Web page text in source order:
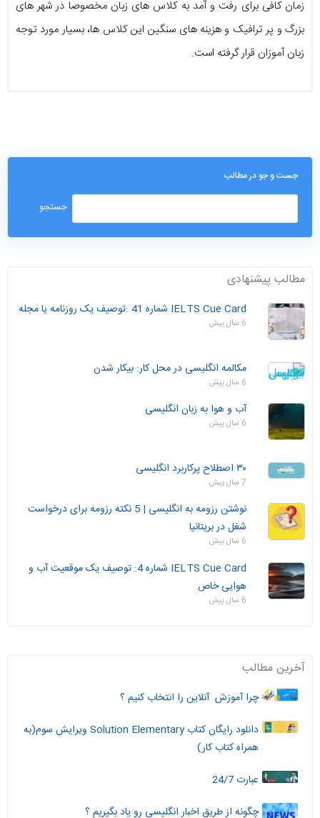
زمان کافی برای رفت و آمد به کلاس های زبان مخصوصا در شهر های
بزرگ و پر ترافیک و هزینه های سنگین این کلاس ها، بسیار مورد توجه
زبان آموزان قرار گرفته‌ است.
جست و جو در مطالب
مطالب پیشنهادی
IELTS Cue Card شماره 41 :توصیف یک روزنامه یا مجله
6 سال پیش
مکالمه انگلیسی در محل کار: بیکار شدن
6 سال پیش
آب و هوا به زبان انگلیسی
6 سال پیش
۳۰ اصطلاح پرکاربرد انگلیسی
7 سال پیش
نوشتن رزومه به انگلیسی | 5 نکته رزومه برای درخواست
شغل در بریتانیا
6 سال پیش
IELTS Cue Card شماره 4: توصیف یک موقعیت آب و
هوایی خاص
6 سال پیش
آخرین مطالب
چرا آموزش آنلاین را انتخاب کنیم ؟
دانلود رایگان کتاب Solution Elementary ویرایش سوم(به
همراه کتاب کار)
عبارت 24/7
چگونه از طریق اخبار انگلیسی رو یاد بگیریم ؟